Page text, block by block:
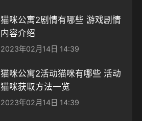
猫咪公寓2剧情有哪些 游戏剧情
内容介绍
2023年02月14日 14:39
猫咪公寓2活动猫咪有哪些 活动
猫咪获取方法一览
2023年02月14日 14:39